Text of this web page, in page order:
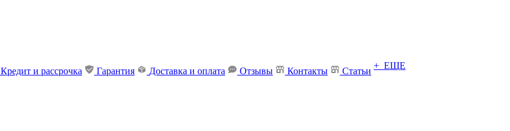
Кредит и рассрочка Гарантия Доставка и оплата Отзывы Контакты Статьи
+ ЕЩЕ